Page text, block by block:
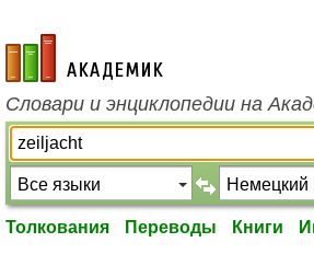
academic.ru
Словари и энциклопедии на
Толкования Переводы Книги